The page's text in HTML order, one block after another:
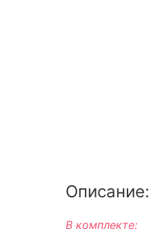
Описание:
В комплекте: